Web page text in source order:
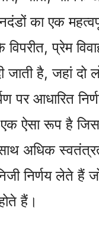
का एक
प्रेम
जाती है, जहां दो
पर आधारित
ऐसा रूप है
अधिक
निर्णय लेते हैं
हैं।